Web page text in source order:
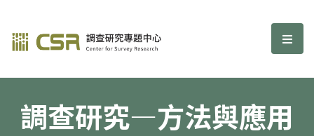
調查研究—方法與應用期刊 選
調查研究—方法與應用